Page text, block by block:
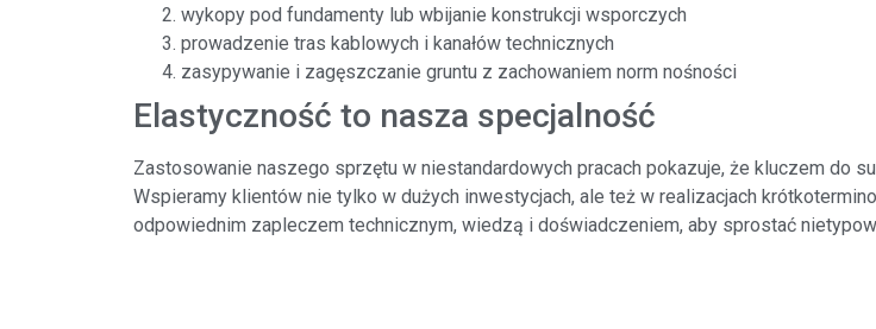
wykopy pod fundamenty lub wbijanie konstrukcji wsporczych
prowadzenie tras kablowych i kanałów technicznych
zasypywanie i zagęszczanie gruntu z zachowaniem norm nośności
Elastyczność to nasza specjalność
Zastosowanie naszego sprzętu w niestandardowych pracach pokazuje, że kluczem do
Wspieramy klientów nie tylko w dużych inwestycjach, ale też w realizacjach
odpowiednim zapleczem technicznym, wiedzą i doświadczeniem, aby sprostać